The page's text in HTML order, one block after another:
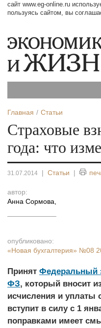
сайт www.eg-online.ru
пользуясь сайтом, вы
Главная Статьи
Страховые
года: что
31.07.2014 | Статьи |
автор:
Анна Сормова
опубликовано:
«Новая бухгалтерия» №08
Принят Федеральный
ФЗ, который вносит
исчисления и уплаты
вступит в силу с 1
поправками имеет